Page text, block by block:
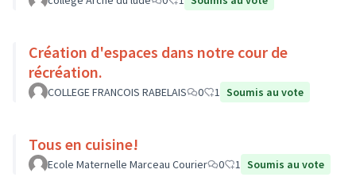
Création d'espaces dans notre cour de
récréation.
COLLEGE FRANCOIS RABELAIS 0 1 Soumis au vote
Tous en cuisine!
Ecole Maternelle Marceau Courier 0 1 Soumis au vote